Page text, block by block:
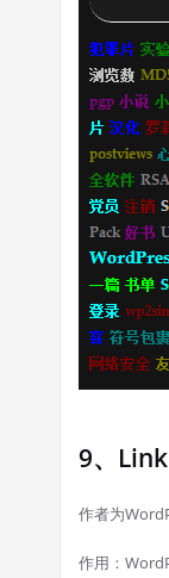
9、
作者为
作用：